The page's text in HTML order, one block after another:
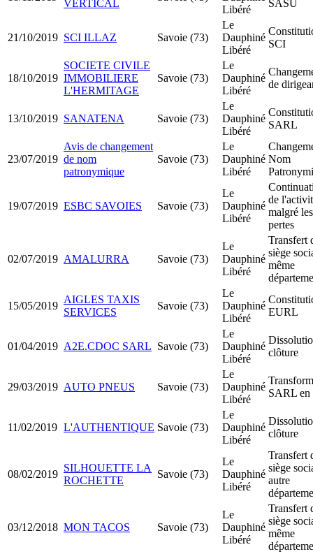
VERTICAL
Libéré
SASU
21/10/2019 SCI ILLAZ Savoie (73)
Le
Dauphiné
Libéré
SCI
18/10/2019
SOCIETE CIVILE
IMMOBILIERE
L'HERMITAGE
Savoie (73)
Le
Dauphiné
Libéré
de
13/10/2019 SANATENA Savoie (73)
Le
Dauphiné
Libéré
SARL
23/07/2019
Avis de changement
de nom
patronymique
Savoie (73)
Le
Dauphiné
Libéré
Nom
19/07/2019 ESBC SAVOIES Savoie (73)
Le
Dauphiné
Libéré
de
malgré les
pertes
02/07/2019 AMALURRA Savoie (73)
Le
Dauphiné
Libéré
Transfert
siège
même
15/05/2019
AIGLES TAXIS
SERVICES
Savoie (73)
Le
Dauphiné
Libéré
EURL
01/04/2019 A2E.CDOC SARL Savoie (73)
Le
Dauphiné
Libéré
clôture
29/03/2019 AUTO PNEUS Savoie (73)
Le
Dauphiné
Libéré
SARL en
11/02/2019 L'AUTHENTIQUE Savoie (73)
Le
Dauphiné
Libéré
clôture
08/02/2019
SILHOUETTE LA
ROCHETTE
Savoie (73)
Le
Dauphiné
Libéré
Transfert
siège
autre
03/12/2018 MON TACOS Savoie (73)
Le
Dauphiné
Libéré
Transfert
siège
même